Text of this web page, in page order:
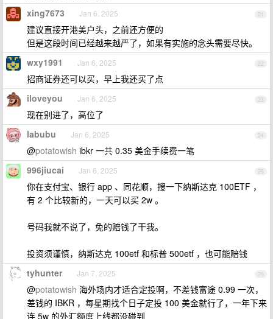
21
xing7673 Jan 6, 2025
建议直接开港美户头，之前还方便的
但是这段时间已经越来越严了，如果有实施的念头需要尽快。
22
wxy1991 Jan 6, 2025
招商证券还可以买，早上我还买了点
23
iloveyou Jan 6, 2025
现在别进了，高位了
24
labubu Jan 6, 2025
@potatowish ibkr 一共 0.35 美金手续费一笔
25
996jiucai Jan 6, 2025
你在支付宝、银行 app 、同花顺，搜一下纳斯达克 100ETF ，
有 2 个比较新的，一天可以买 2w 。
号码我就不说了，免的赔钱了干我。
投资须谨慎，纳斯达克 100etf 和标普 500etf ，也可能赔钱
26
tyhunter Jan 7, 2025
@potatowish 海外场内才适合定投啊，不差钱富途 0.99 一次，
差钱的 IBKR ，每星期找个日子定投 100 美金就行了，一年下来
连 5w 的外汇额度上线都没碰到